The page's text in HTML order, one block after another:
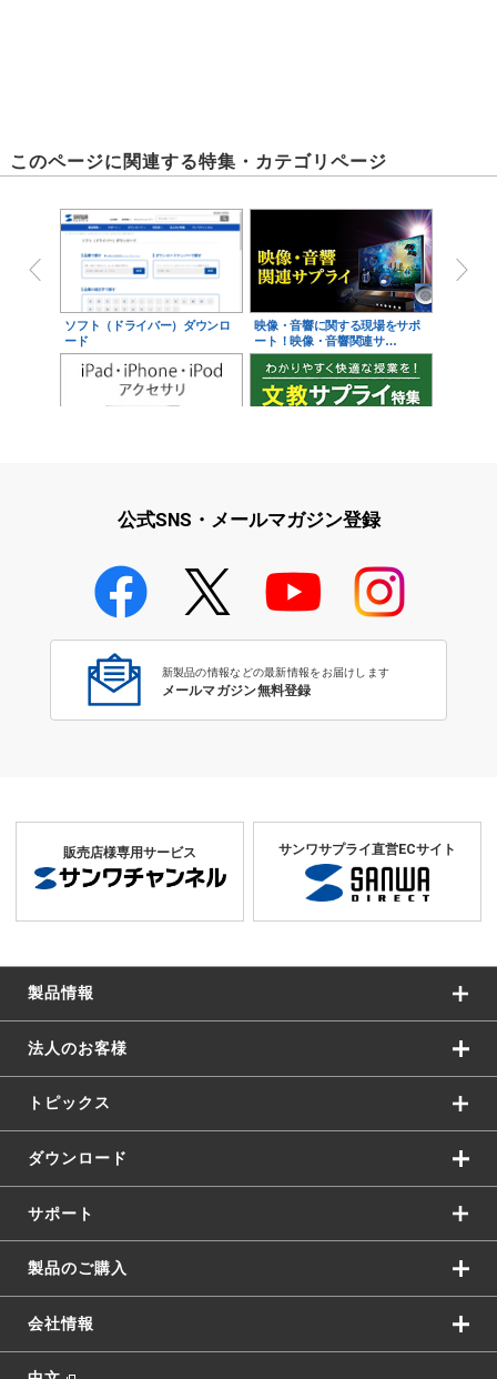
このページに関連する特集・カテゴリページ
ソフト（ドライバー）ダウンロ
ード
映像・音響に関する現場をサポ
ート！映像・音響関連サ…
学校教育のICT環境整備特集
公式SNS・メールマガジン登録
新製品の情報などの最新情報をお届けします
メールマガジン無料登録
販売店様専用サービス サンワサプライ直営ECサイト
製品情報
法人のお客様
トピックス
ダウンロード
サポート
製品のご購入
会社情報